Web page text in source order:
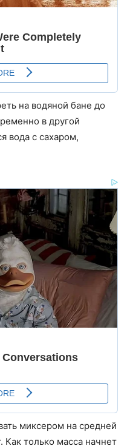
на водяной бане до
в другой
вода с сахаром,
миксером на средней
Как только масса начнет